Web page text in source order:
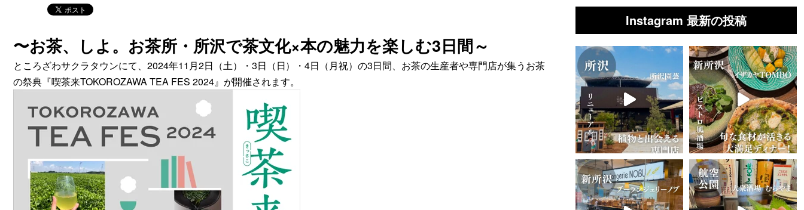
〜お茶、しよ。お茶所・所沢で茶文化×本の魅力を楽しむ3日間～
ところざわサクラタウンにて、2024年11月2日（土）・3日（日）・4日（月祝）の3日間、お茶の生産者や専門店が集うお茶
の祭典『喫茶来TOKOROZAWA TEA FES 2024』が開催されます。
Instagram 最新の投稿